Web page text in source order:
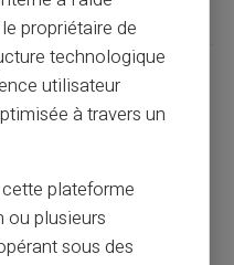
propriétaire de
technologique
utilisateur
à travers un
plateforme
ou plusieurs
sous des